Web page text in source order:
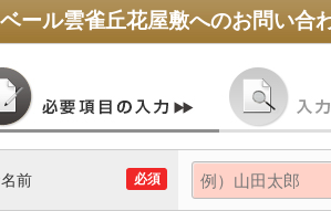
ール雲雀丘花屋敷へのお問い合
必須
前